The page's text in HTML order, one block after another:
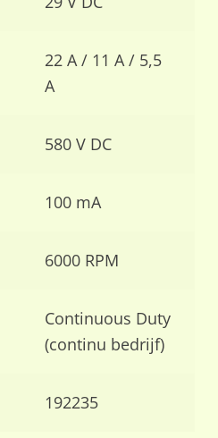
22 A / 11 A / 5,5
A
580 V DC
100 mA
6000 RPM
Continuous Duty
(continu bedrijf)
192235